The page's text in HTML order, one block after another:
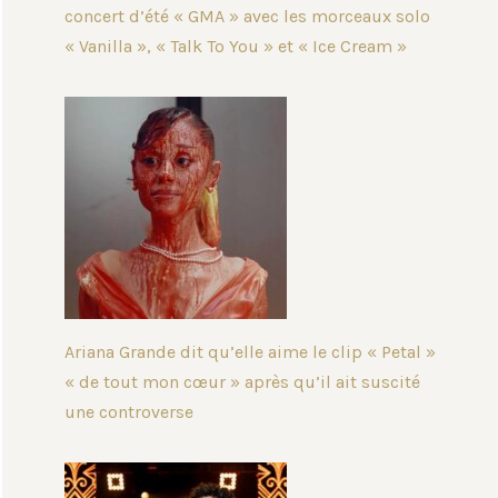
concert d’été « GMA » avec les morceaux solo
« Vanilla », « Talk To You » et « Ice Cream »
Ariana Grande dit qu’elle aime le clip « Petal »
« de tout mon cœur » après qu’il ait suscité
une controverse